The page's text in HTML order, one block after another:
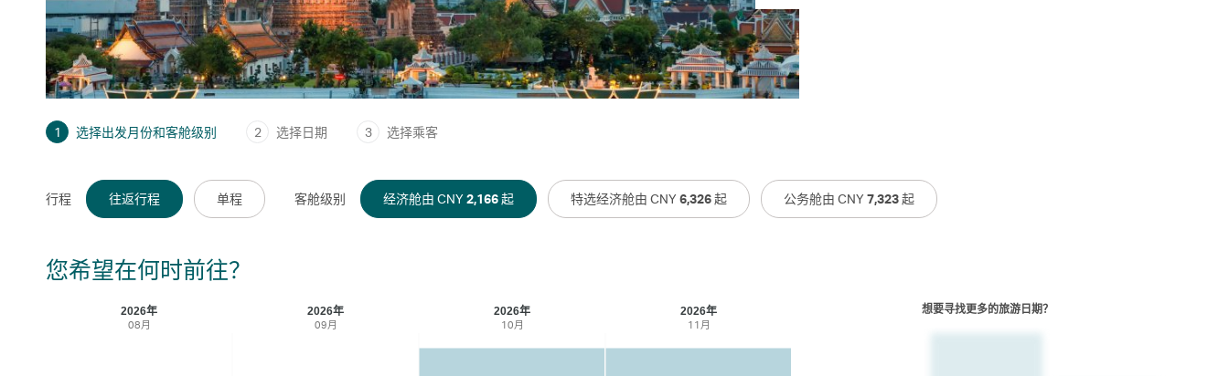
1 选择出发月份和客舱级别 2 选择日期 3 选择乘客
行程 往返行程 单程 客舱级别 经济舱由 CNY2,166起 特选经济舱由 CNY 6,326起 公务舱由 CNY 7,323起
您希望在何时前往？
2026年
08月
2026年
09月
2026年
10月
2026年
11月
想要寻找更多的旅游日期？